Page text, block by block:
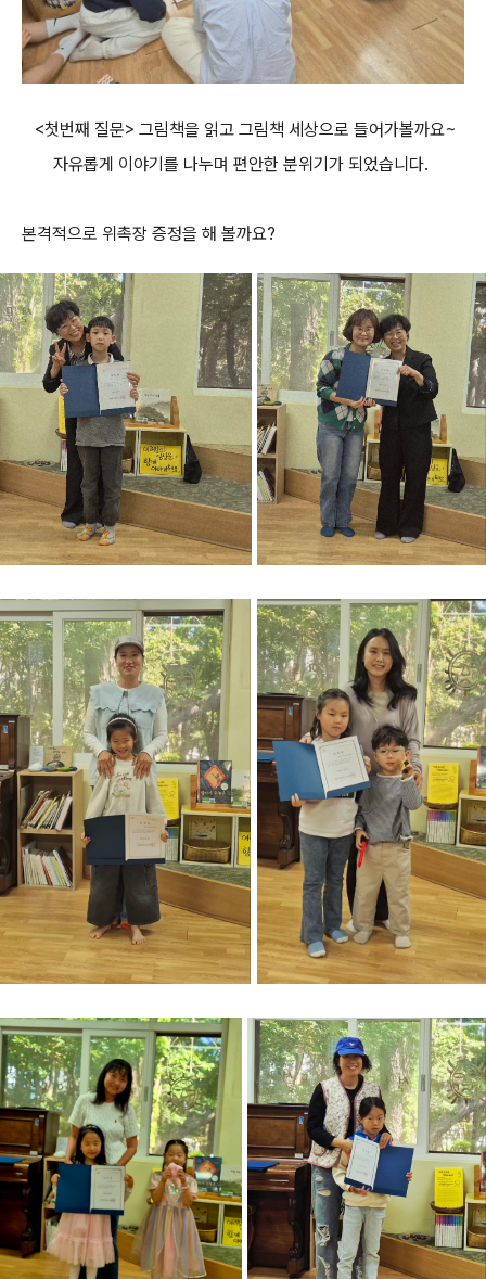
<첫번째 질문> 그림책을 읽고 그림책 세상으로 들어가볼까요~
자유롭게 이야기를 나누며 편안한 분위기가 되었습니다.
본격적으로 위촉장 증정을 해 볼까요?